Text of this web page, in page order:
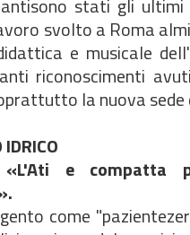
stati gli
svolto a Roma
e musicale
riconoscimenti
la nuova sede
«L'Ati e compatta
come